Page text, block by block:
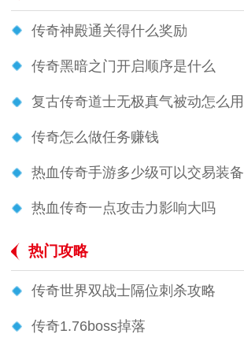
传奇神殿通关得什么奖励
传奇黑暗之门开启顺序是什么
复古传奇道士无极真气被动怎么用
传奇怎么做任务赚钱
热血传奇手游多少级可以交易装备
热血传奇一点攻击力影响大吗
热门攻略
传奇世界双战士隔位刺杀攻略
传奇1.76boss掉落